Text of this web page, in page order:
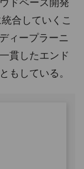
ドベース開発
合していくこ
ィープラーニ
貫したエンド
もしている。